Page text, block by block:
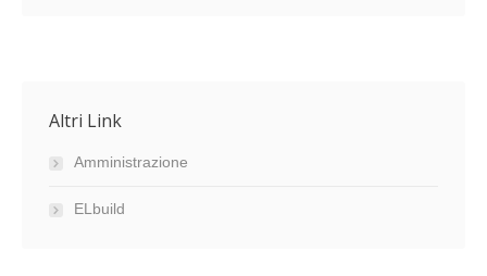
Altri Link
Amministrazione
ELbuild